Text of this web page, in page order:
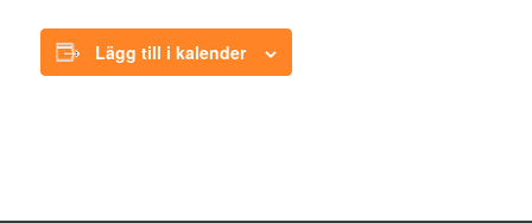
Lägg till i kalender